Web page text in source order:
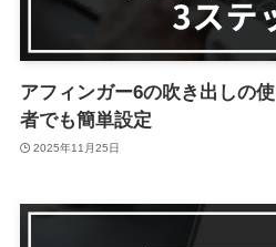
アフィンガー6の吹き出しの
者でも簡単設定
2025年11月25日